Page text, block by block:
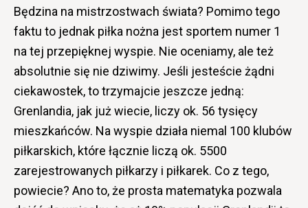
Będzina na mistrzostwach świata? Pomimo tego
faktu to jednak piłka nożna jest sportem numer 1
na tej przepięknej wyspie. Nie oceniamy, ale też
absolutnie się nie dziwimy. Jeśli jesteście żądni
ciekawostek, to trzymajcie jeszcze jedną:
Grenlandia, jak już wiecie, liczy ok. 56 tysięcy
mieszkańców. Na wyspie działa niemal 100 klubów
piłkarskich, które łącznie liczą ok. 5500
zarejestrowanych piłkarzy i piłkarek. Co z tego,
powiecie? Ano to, że prosta matematyka pozwala